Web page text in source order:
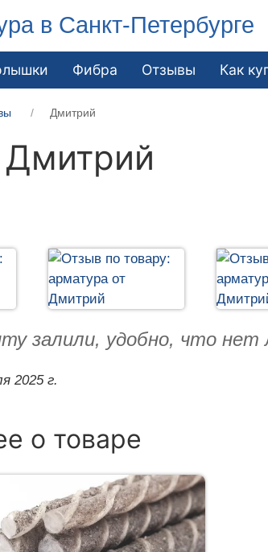
в Санкт-Петербурге
Фибра Отзывы Как
Дмитрий
Дмитрий
залили, удобно, что нет
2025 г.
о товаре